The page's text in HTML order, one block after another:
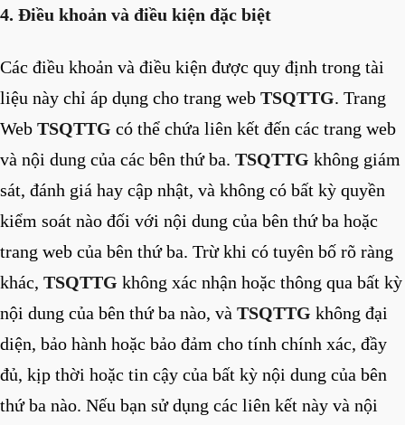
4. Điều khoản và điều kiện đặc biệt
Các điều khoản và điều kiện được quy định trong tài
liệu này chỉ áp dụng cho trang web TSQTTG. Trang
Web TSQTTG có thể chứa liên kết đến các trang web
và nội dung của các bên thứ ba. TSQTTG không giám
sát, đánh giá hay cập nhật, và không có bất kỳ quyền
kiểm soát nào đối với nội dung của bên thứ ba hoặc
trang web của bên thứ ba. Trừ khi có tuyên bố rõ ràng
khác, TSQTTG không xác nhận hoặc thông qua bất kỳ
nội dung của bên thứ ba nào, và TSQTTG không đại
diện, bảo hành hoặc bảo đảm cho tính chính xác, đầy
đủ, kịp thời hoặc tin cậy của bất kỳ nội dung của bên
thứ ba nào. Nếu bạn sử dụng các liên kết này và nội